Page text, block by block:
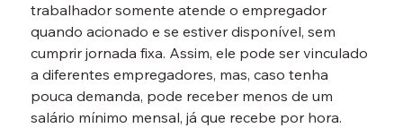
trabalhador somente atende o empregador
quando acionado e se estiver disponível, sem
cumprir jornada fixa. Assim, ele pode ser vinculado
a diferentes empregadores, mas, caso tenha
pouca demanda, pode receber menos de um
salário mínimo mensal, já que recebe por hora.